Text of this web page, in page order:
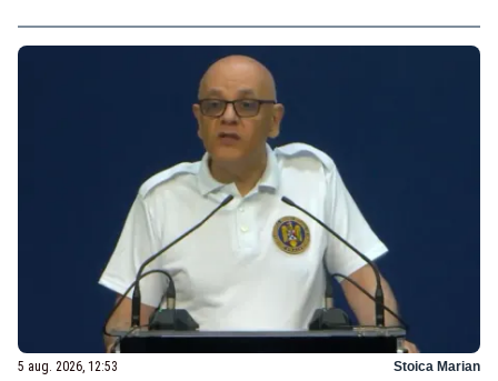
5 aug. 2026, 12:53 Stoica Marian